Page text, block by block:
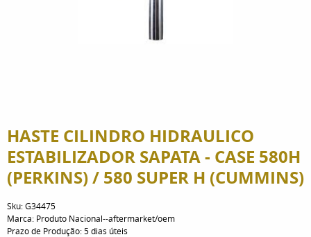
HASTE CILINDRO HIDRAULICO
ESTABILIZADOR SAPATA - CASE 580H
(PERKINS) / 580 SUPER H (CUMMINS)
Sku:G34475
Marca: Produto Nacional--aftermarket/oem
Prazo de Produção:5 dias úteis